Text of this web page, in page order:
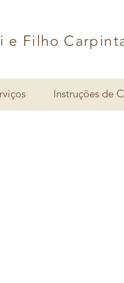
e Filho
Instruções de